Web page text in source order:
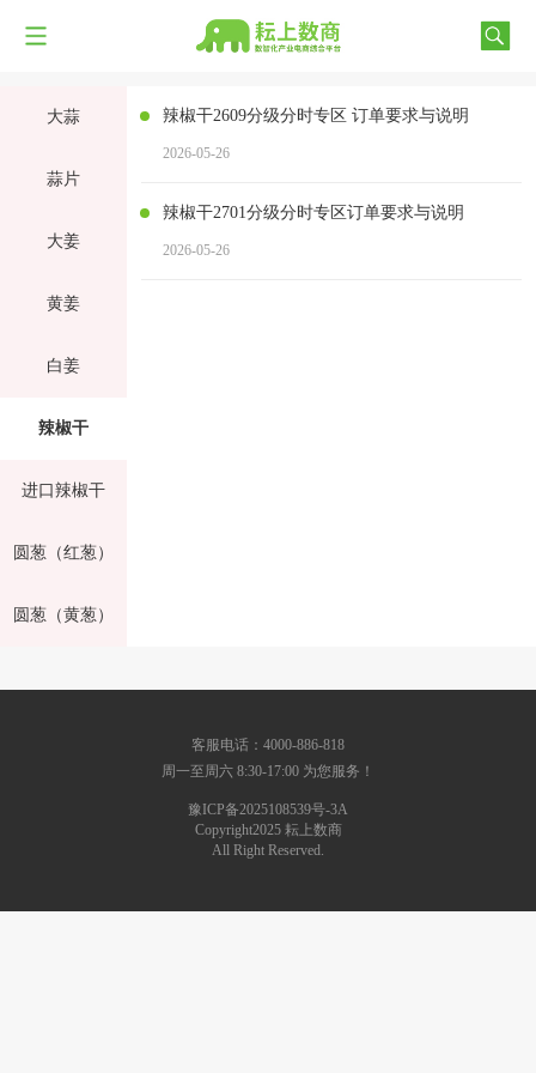
大蒜
蒜片
大姜
黄姜
白姜
辣椒干
进口辣椒干
圆葱（红葱）
圆葱（黄葱）
辣椒干2609分级分时专区 订单要求与说明
2026-05-26
辣椒干2701分级分时专区订单要求与说明
2026-05-26
客服电话：4000-886-818
周一至周六 8:30-17:00 为您服务！
豫ICP备2025108539号-3A
Copyright2025 耘上数商
All Right Reserved.